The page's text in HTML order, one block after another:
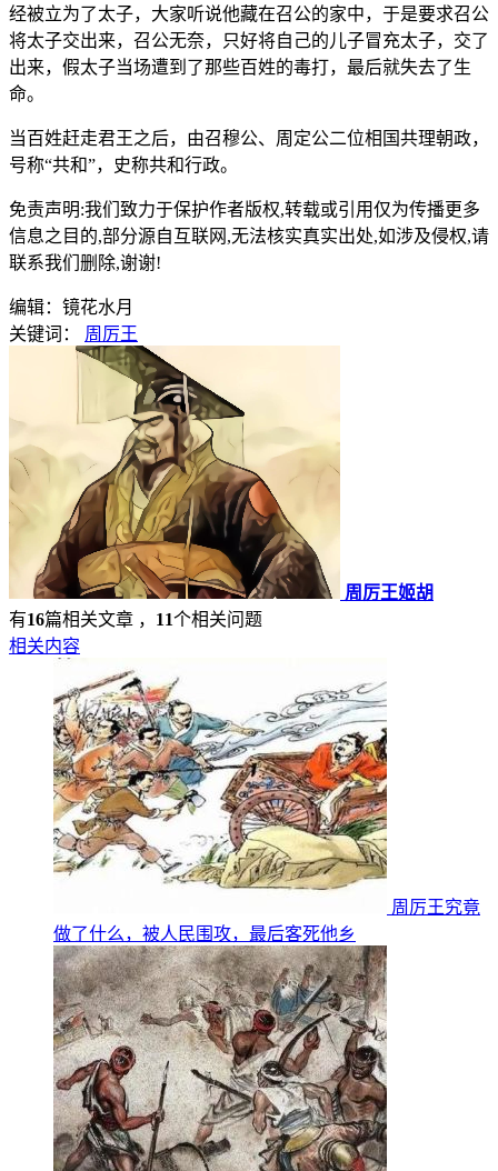
经被立为了太子，大家听说他藏在召公的家中，于是要求召公
将太子交出来，召公无奈，只好将自己的儿子冒充太子，交了
出来，假太子当场遭到了那些百姓的毒打，最后就失去了生
命。
当百姓赶走君王之后，由召穆公、周定公二位相国共理朝政，
号称“共和”，史称共和行政。
免责声明:我们致力于保护作者版权,转载或引用仅为传播更多
信息之目的,部分源自互联网,无法核实真实出处,如涉及侵权,请
联系我们删除,谢谢!
编辑：镜花水月
关键词： 周厉王
周厉王姬胡
有16篇相关文章 ， 11个相关问题
相关内容
周厉王究竟
做了什么，被人民围攻，最后客死他乡